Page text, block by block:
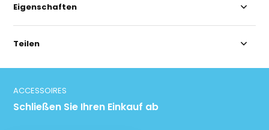
Eigenschaften
Teilen
ACCESSOIRES
Schließen Sie Ihren Einkauf ab